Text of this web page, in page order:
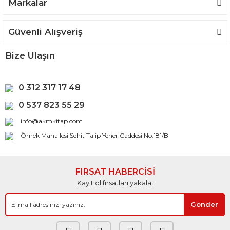
Markalar
Güvenli Alışveriş
Bize Ulaşın
0 312 317 17 48
0 537 823 55 29
info@akmkitap.com
Örnek Mahallesi Şehit Talip Yener Caddesi No:181/B
FIRSAT HABERCİSİ
Kayıt ol fırsatları yakala!
Gönder